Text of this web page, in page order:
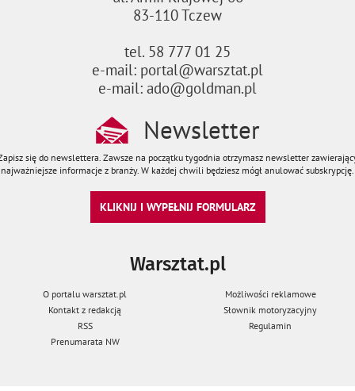
83-110 Tczew
tel. 58 777 01 25
e-mail: portal@warsztat.pl
e-mail: ado@goldman.pl
Newsletter
się do newslettera. Zawsze na początku tygodnia otrzymasz newsletter
najważniejsze informacje z branży. W każdej chwili będziesz mógł anulować subskrypcję.
KLIKNIJ I WYPEŁNIJ FORMULARZ
Warsztat.pl
O portalu warsztat.pl
Możliwości reklamowe
Kontakt z redakcją
Słownik motoryzacyjny
RSS
Regulamin
Prenumarata NW